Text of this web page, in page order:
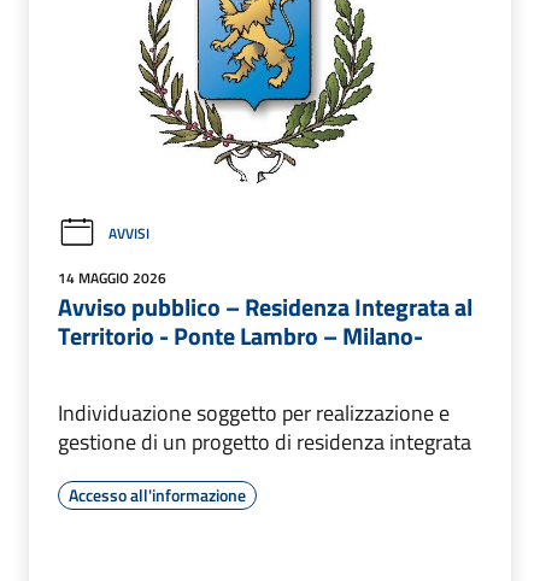
AVVISI
14 MAGGIO 2026
Avviso pubblico – Residenza Integrata al
Territorio - Ponte Lambro – Milano-
Individuazione soggetto per realizzazione e
gestione di un progetto di residenza integrata
Accesso all'informazione